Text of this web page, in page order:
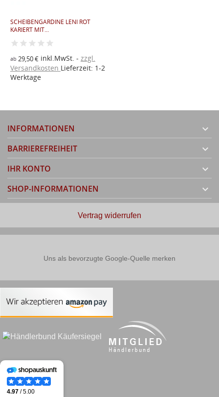
SCHEIBENGARDINE LENI ROT
KARIERT MIT...
ab 29,50 €inkl.MwSt.
zzgl.
Versandkosten Lieferzeit: 1-2
Werktage
INFORMATIONEN 
BARRIEREFREIHEIT 
IHR KONTO 
SHOP-INFORMATIONEN 
Vertrag widerrufen
Uns als bevorzugte Google-Quelle merken